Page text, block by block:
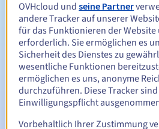
Verlängerungszeitraum
Rückgewinnungsfrist
Automatische
Warn-E-Mails: 60, 30, 15, 7 und 3
OVHcloud undseine Partner
andere Tracker auf unserer
für das Funktionieren der
erforderlich. Sie ermöglichen es
Sicherheit des Dienstes zu
wesentliche Funktionen
ermöglichen es uns, anonyme
durchzuführen. Diese Tracker
Einwilligungspflicht
Vorbehaltlich Ihrer Zustimmung